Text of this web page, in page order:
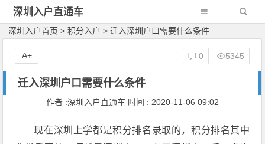
深圳入户直通车
深圳入户首页 > 积分入户 > 迁入深圳户口需要什么条件
迁入深圳户口需要什么条件
作者 :深圳入户直通车 时间 : 2020-11-06 09:02
0 5345
A+
现在深圳上学都是积分排名录取的，积分排名其中